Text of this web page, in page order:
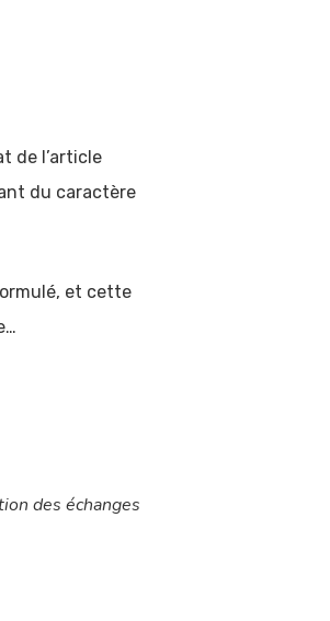
de l’article
du caractère
et cette
des échanges